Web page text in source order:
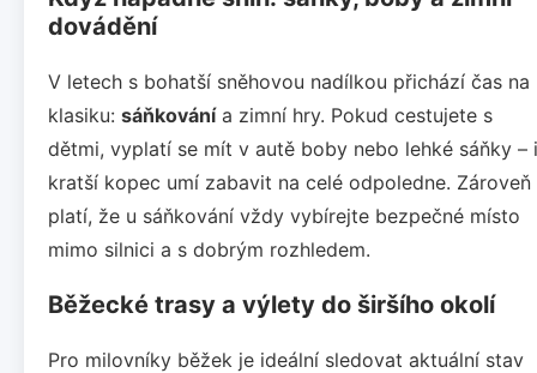
dovádění
V letech s bohatší sněhovou nadílkou přichází čas na
klasiku: sáňkovánía zimní hry. Pokud cestujete s
dětmi, vyplatí se mít v autě boby nebo lehké sáňky – i
kratší kopec umí zabavit na celé odpoledne. Zároveň
platí, že u sáňkování vždy vybírejte bezpečné místo
mimo silnici a s dobrým rozhledem.
Běžecké trasy a výlety do širšího okolí
Pro milovníky běžek je ideální sledovat aktuální stav